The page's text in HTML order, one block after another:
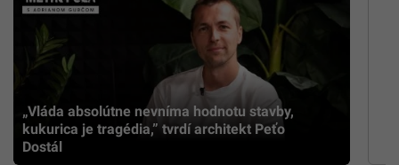
„Vláda absolútne nevníma hodnotu stavby,
kukurica je tragédia,” tvrdí architekt Peťo
Dostál